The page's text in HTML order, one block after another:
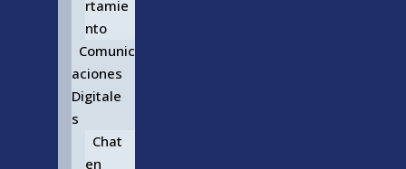
rtamie
nto
Comunic
aciones
Digitale
s
Chat
en